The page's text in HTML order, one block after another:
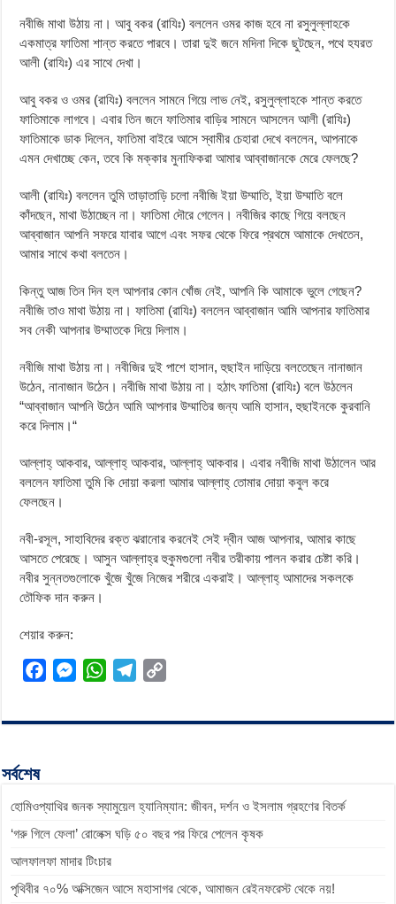
নবীজি মাথা উঠায় না। আবু বকর (রাযিঃ) বললেন ওমর কাজ হবে না রসুলুল্লাহকে
একমাত্র ফাতিমা শান্ত করতে পারবে। তারা দুই জনে মদিনা দিকে ছুটছেন, পথে হযরত
আলী (রাযিঃ) এর সাথে দেখা।
আবু বকর ও ওমর (রাযিঃ) বললেন সামনে গিয়ে লাভ নেই, রসুলুল্লাহকে শান্ত করতে
ফাতিমাকে লাগবে। এবার তিন জনে ফাতিমার বাড়ির সামনে আসলেন আলী (রাযিঃ)
ফাতিমাকে ডাক দিলেন, ফাতিমা বাইরে আসে স্বামীর চেহারা দেখে বললেন, আপনাকে
এমন দেখাচ্ছে কেন, তবে কি মক্কার মুনাফিকরা আমার আব্বাজানকে মেরে ফেলছে?
আলী (রাযিঃ) বললেন তুমি তাড়াতাড়ি চলো নবীজি ইয়া উম্মাতি, ইয়া উম্মাতি বলে
কাঁদছেন, মাথা উঠাচ্ছেন না। ফাতিমা দৌরে গেলেন। নবীজির কাছে গিয়ে বলছেন
আব্বাজান আপনি সফরে যাবার আগে এবং সফর থেকে ফিরে প্রথমে আমাকে দেখতেন,
আমার সাথে কথা বলতেন।
কিন্তু আজ তিন দিন হল আপনার কোন খোঁজ নেই, আপনি কি আমাকে ভুলে গেছেন?
নবীজি তাও মাথা উঠায় না। ফাতিমা (রাযিঃ) বললেন আব্বাজান আমি আপনার ফাতিমার
সব নেকী আপনার উম্মাতকে দিয়ে দিলাম।
নবীজি মাথা উঠায় না। নবীজির দুই পাশে হাসান, হুছাইন দাড়িয়ে বলতেছেন নানাজান
উঠেন, নানাজান উঠেন। নবীজি মাথা উঠায় না। হঠাৎ ফাতিমা (রাযিঃ) বলে উঠলেন
“আব্বাজান আপনি উঠেন আমি আপনার উম্মাতির জন্য আমি হাসান, হুছাইনকে কুরবানি
করে দিলাম।“
আল্লাহ্ আকবার, আল্লাহ্ আকবার, আল্লাহ্ আকবার। এবার নবীজি মাথা উঠালেন আর
বললেন ফাতিমা তুমি কি দোয়া করলা আমার আল্লাহ্ তোমার দোয়া কবুল করে
ফেলছেন।
নবী-রসূল, সাহাবিদের রক্ত ঝরানোর করনেই সেই দ্বীন আজ আপনার, আমার কাছে
আসতে পেরেছে। আসুন আল্লাহ্র হুকুমগুলো নবীর তরীকায় পালন করার চেষ্টা করি।
নবীর সুন্নতগুলোকে খুঁজে খুঁজে নিজের শরীরে একরাই। আল্লাহ্ আমাদের সকলকে
তৌফিক দান করুন।
শেয়ার করুন:
o
k
M
g
e
W
p
p
a
m
n
k
সর্বশেষ
হোমিওপ্যাথির জনক স্যামুয়েল হ্যানিম্যান: জীবন, দর্শন ও ইসলাম গ্রহণের বিতর্ক
‘গরু গিলে ফেলা’ রোলেক্স ঘড়ি ৫০ বছর পর ফিরে পেলেন কৃষক
আলফালফা মাদার টিংচার
পৃথিবীর ৭০% অক্সিজেন আসে মহাসাগর থেকে, আমাজন রেইনফরেস্ট থেকে নয়!